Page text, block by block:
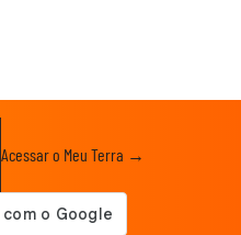
Acessar o Meu Terra →